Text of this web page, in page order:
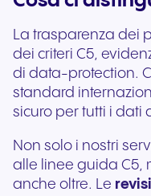
La trasparenza dei
dei criteri C5,
di data-protection.
standard
sicuro per tutti i dati
Non solo i nostri
alle linee guida C5,
anche oltre. Le